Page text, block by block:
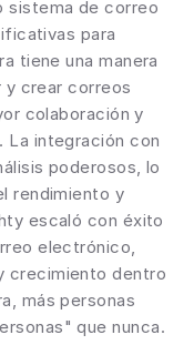
sistema de correo
para
tiene una manera
crear correos
colaboración y
La integración con
poderosos, lo
rendimiento y
escaló con éxito
electrónico,
crecimiento dentro
más personas
que nunca.